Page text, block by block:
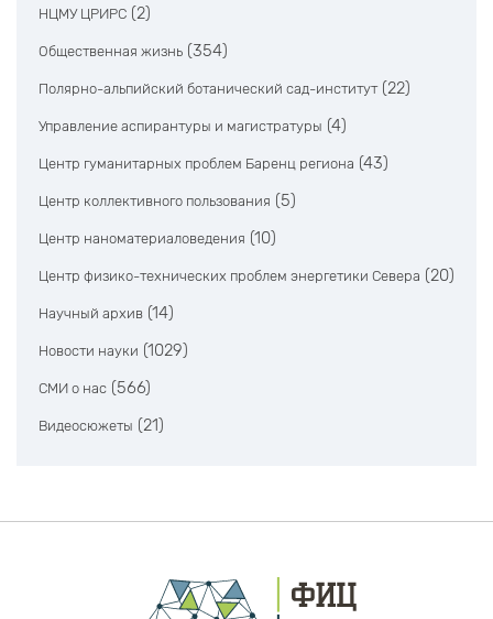
НЦМУ ЦРИРС (2)
Общественная жизнь (354)
Полярно-альпийский ботанический сад-институт (22)
Управление аспирантуры и магистратуры (4)
Центр гуманитарных проблем Баренц региона (43)
Центр коллективного пользования (5)
Центр наноматериаловедения (10)
Центр физико-технических проблем энергетики Севера (20)
Научный архив (14)
Новости науки (1029)
СМИ о нас (566)
Видеосюжеты (21)